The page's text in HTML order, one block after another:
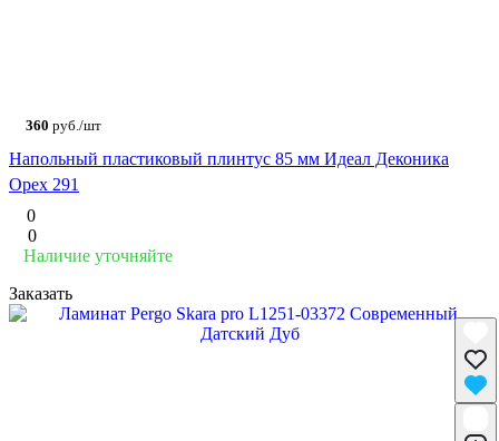
360 руб./шт
Напольный пластиковый плинтус 85 мм Идеал Деконика
Орех 291
0
0
Наличие уточняйте
Заказать